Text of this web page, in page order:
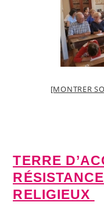
[MONTRER
TERRE
RELIGIEUX